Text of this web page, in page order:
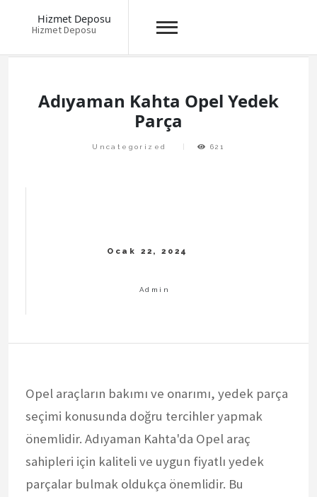
Hizmet Deposu
Hizmet Deposu
Adıyaman Kahta Opel Yedek
Parça
Uncategorized 621
Opel araçların bakımı ve onarımı, yedek parça
seçimi konusunda doğru tercihler yapmak
önemlidir. Adıyaman Kahta'da Opel araç
sahipleri için kaliteli ve uygun fiyatlı yedek
parçalar bulmak oldukça önemlidir. Bu